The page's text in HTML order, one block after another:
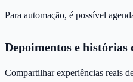
Para automação, é possível
Depoimentos e histórias
Compartilhar experiências reais